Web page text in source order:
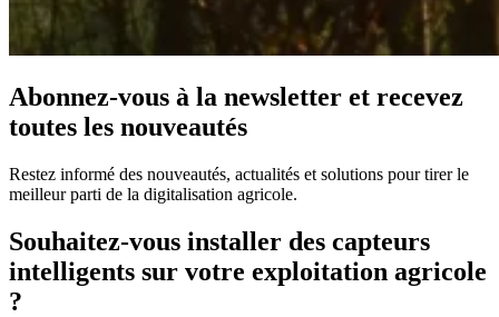
Abonnez-vous à la newsletter et recevez
toutes les nouveautés
Restez informé des nouveautés, actualités et solutions pour tirer le
meilleur parti de la digitalisation agricole.
Souhaitez-vous installer des capteurs
intelligents sur votre exploitation agricole
?